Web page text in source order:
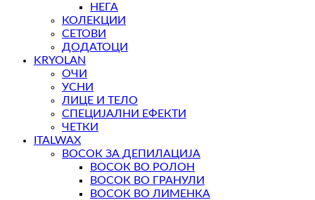
НЕГА
КОЛЕКЦИИ
СЕТОВИ
ДОДАТОЦИ
KRYOLAN
ОЧИ
УСНИ
ЛИЦЕ И ТЕЛО
СПЕЦИЈАЛНИ ЕФЕКТИ
ЧЕТКИ
ITALWAX
ВОСОК ЗА ДЕПИЛАЦИЈА
ВОСОК ВО РОЛОН
ВОСОК ВО ГРАНУЛИ
ВОСОК ВО ЛИМЕНКА